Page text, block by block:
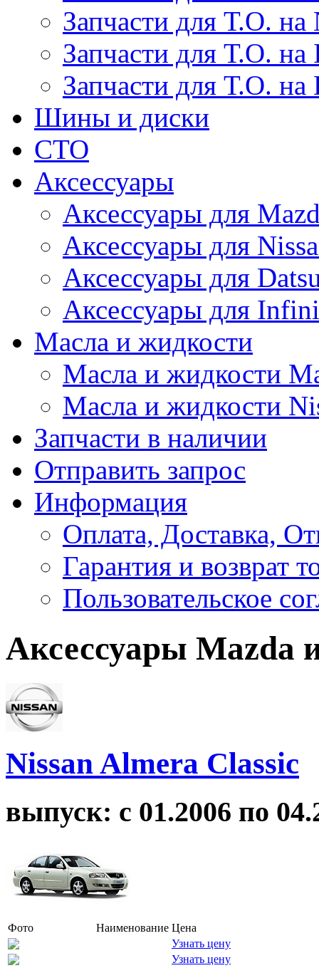
Запчасти для Т.О. на
Запчасти для Т.О.
Запчасти для Т.О. на
Шины и диски
СТО
Аксессуары
Аксессуары для
Аксессуары для
Аксессуары для
Аксессуары для
Масла и жидкости
Масла и жидкости
Масла и жидкости
Запчасти в наличии
Отправить запрос
Информация
Оплата, Доставка,
Гарантия и возврат
Пользовательское
Аксессуары Mazda
Nissan Almera Classic
выпуск: с 01.2006 по
Фото Наименование Цена
Узнать цену
Узнать цену